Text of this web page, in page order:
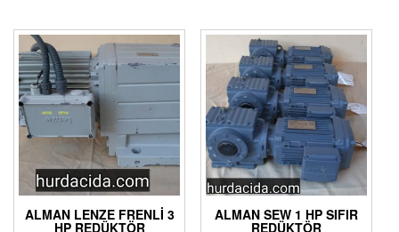
ALMAN LENZE FRENLI 3
HP REDÜKTÖR
ALMAN SEW 1 HP SIFIR
REDÜKTÖR